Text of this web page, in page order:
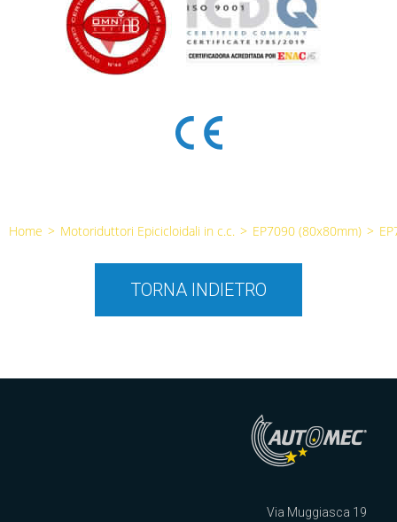
Home > Motoriduttori Epicicloidali in c.c. > EP7090 (80x80mm) >
TORNA INDIETRO
Via Muggiasca 19